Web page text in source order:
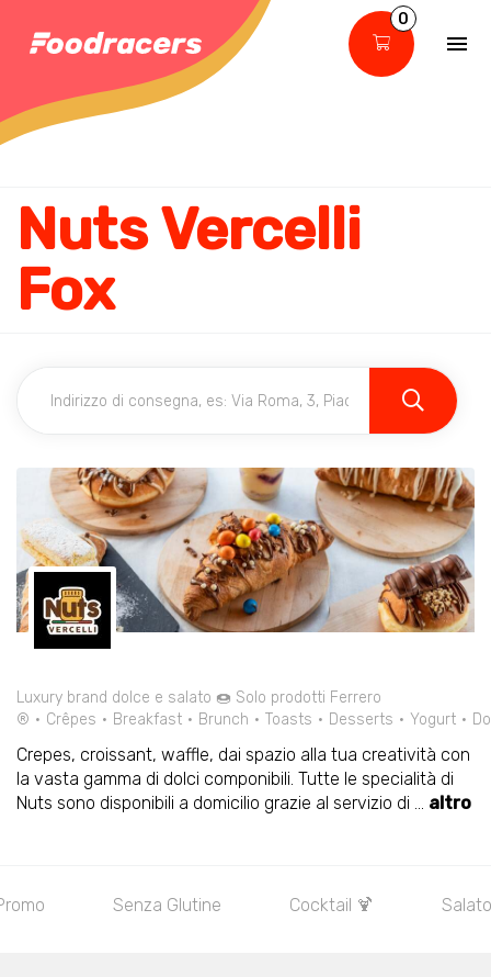
0
Nuts Vercelli
Fox
Luxury brand dolce e salato 🍩 Solo prodotti Ferrero
®
Crêpes Breakfast Brunch Toasts Desserts Yogurt
Crepes, croissant, waffle, dai spazio alla tua creatività con
la vasta gamma di dolci componibili. Tutte le specialità di
Nuts sono disponibili a domicilio grazie al servizio di ... altro
Senza Glutine Cocktail 🍹 Salato